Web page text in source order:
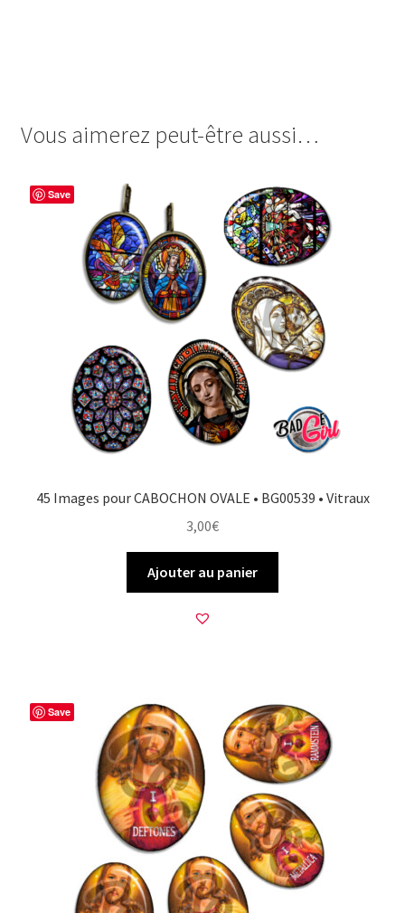
Vous aimerez peut-être aussi…
Save
45 Images pour CABOCHON OVALE • BG00539 • Vitraux
3,00€
Ajouter au panier
Save